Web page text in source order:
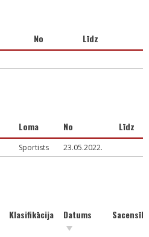
No Līdz
Loma No Līdz
Sportists 23.05.2022.
Klasifikācija Datums